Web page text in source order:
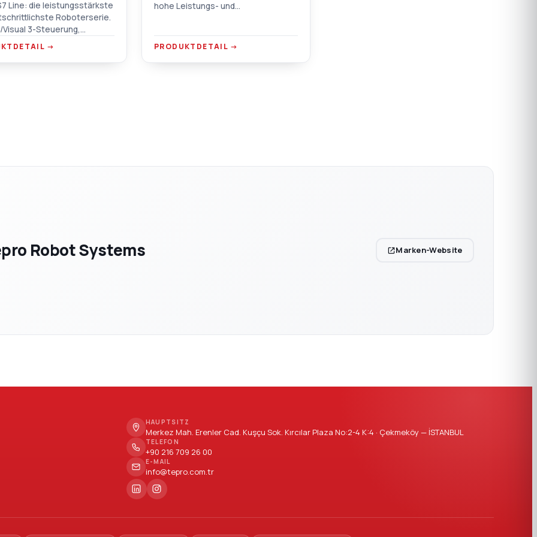
Line: die leistungsstärkste
Roboterserie.
Visual 3-Steuerung,
Leistung in axialen,
→
hohe Leistungs- und
Paket liefert. 3 und 5 Achsen, 60–
Steuerung.
PRODUKTDETAIL →
Robot Systems Marken-Website
HAUPTSITZ
Merkez Mah. Erenler Cad. Kuşçu Sok. Kırcılar Plaza No:2-4 K:4 · Çekmeköy — İSTANBUL
TELEFON
+90 216 709 26 00
E-MAIL
info@tepro.com.tr